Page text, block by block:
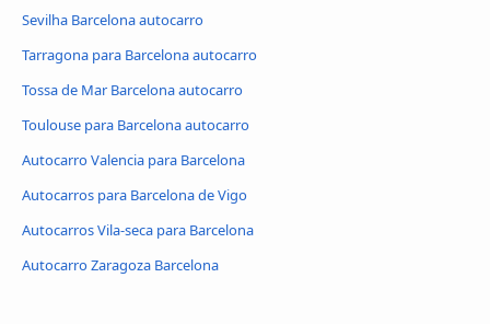
Sevilha Barcelona autocarro
Tarragona para Barcelona autocarro
Tossa de Mar Barcelona autocarro
Toulouse para Barcelona autocarro
Autocarro Valencia para Barcelona
Autocarros para Barcelona de Vigo
Autocarros Vila-seca para Barcelona
Autocarro Zaragoza Barcelona